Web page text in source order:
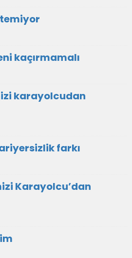
kaçırmamalı
karayolcudan
farkı
Karayolcu’dan